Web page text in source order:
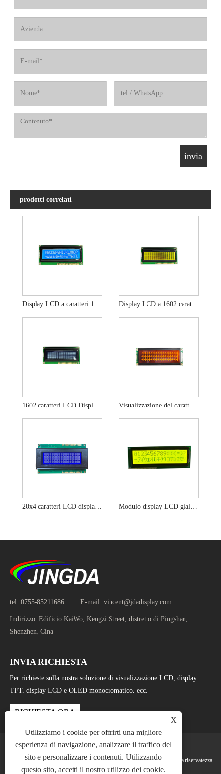
prodotti correlati
Display LCD a 1602 caratteri Display FSTN Modalità LCD giallo verde
Visualizzazione del carattere LCD 16 × 3 Modulo LCD FSTN
20x4 caratteri LCD display Modalità LCD negativa positiva Modulo display LCD giallo verde 16x2 caratteri
tel: 0755-85211686 E-mail: vincent@jdadisplay.com
Indirizzo: Edificio KaiWo, Kengzi Street, distretto di Pingshan,
Shenzhen, Cina
INVIA RICHIESTA
Per richieste sulla nostra soluzione di visualizzazione LCD, display
TFT, display LCD e OLED monocromatico, ecc.
RICHIESTA ORA
Links Sitemap RSS XML politica sulla riservatezza
X
Utilizziamo i cookie per offrirti una migliore
esperienza di navigazione, analizzare il traffico del
sito e personalizzare i contenuti. Utilizzando
questo sito, accetti il ​​nostro utilizzo dei cookie.